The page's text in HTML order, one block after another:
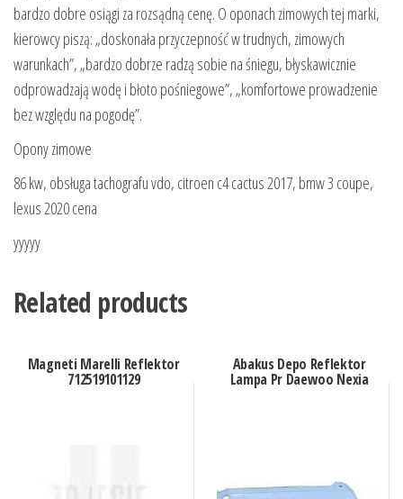
bardzo dobre osiągi za rozsądną cenę. O oponach zimowych tej marki,
kierowcy piszą: „doskonała przyczepność w trudnych, zimowych
warunkach”, „bardzo dobrze radzą sobie na śniegu, błyskawicznie
odprowadzają wodę i błoto pośniegowe”, „komfortowe prowadzenie
bez względu na pogodę”.
Opony zimowe
86 kw, obsługa tachografu vdo, citroen c4 cactus 2017, bmw 3 coupe,
lexus 2020 cena
yyyyy
Related products
Magneti Marelli Reflektor
712519101129
Abakus Depo Reflektor
Lampa Pr Daewoo Nexia